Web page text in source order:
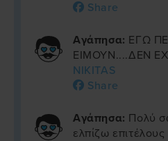
Share
Αγάπησα: ΕΓΩ
ΕΙΜΟΥΝ....ΔΕΝ
NIKITAS
Share
Αγάπησα: Πολύ
ελπίζω